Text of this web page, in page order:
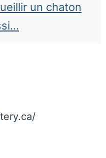
un chaton